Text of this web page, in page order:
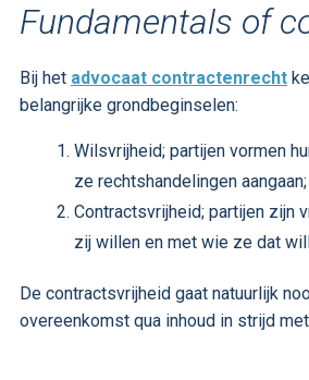
Fundamentals of
Bij het advocaat contractenrecht
belangrijke grondbeginselen:
Wilsvrijheid; partijen vormen
ze rechtshandelingen aangaan;
Contractsvrijheid; partijen zijn
zij willen en met wie ze dat
De contractsvrijheid gaat natuurlijk
overeenkomst qua inhoud in strijd